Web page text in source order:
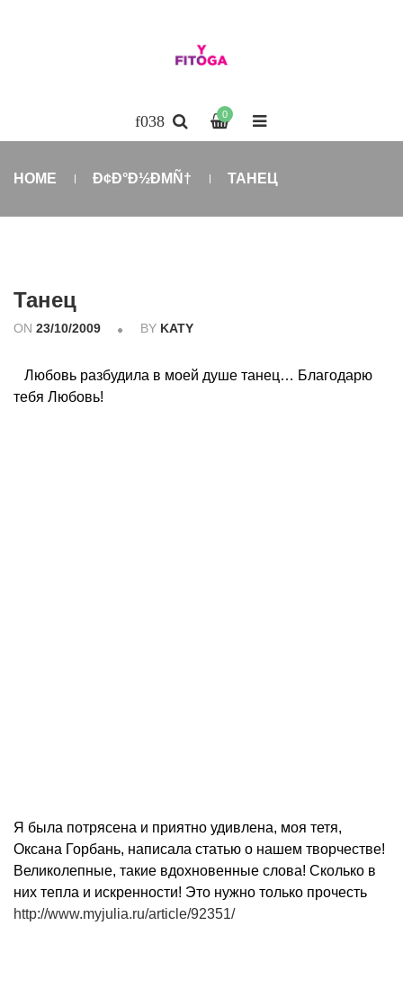
0
HOME Ð¢Ð°Ð½ÐΜÑ† ТАНЕЦ
Танец
ON 23/10/2009 BY KATY
Любовь разбудила в моей душе танец… Благодарю
тебя Любовь!
Я была потрясена и приятно удивлена, моя тетя,
Оксана Горбань, написала статью о нашем творчестве!
Великолепные, такие вдохновенные слова! Сколько в
них тепла и искренности! Это нужно только прочесть
http://www.myjulia.ru/article/92351/